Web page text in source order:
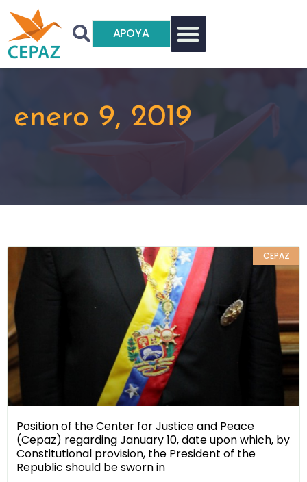
APOYA
enero 9, 2019
CEPAZ
Position of the Center for Justice and Peace
(Cepaz) regarding January 10, date upon which, by
Constitutional provision, the President of the
Republic should be sworn in